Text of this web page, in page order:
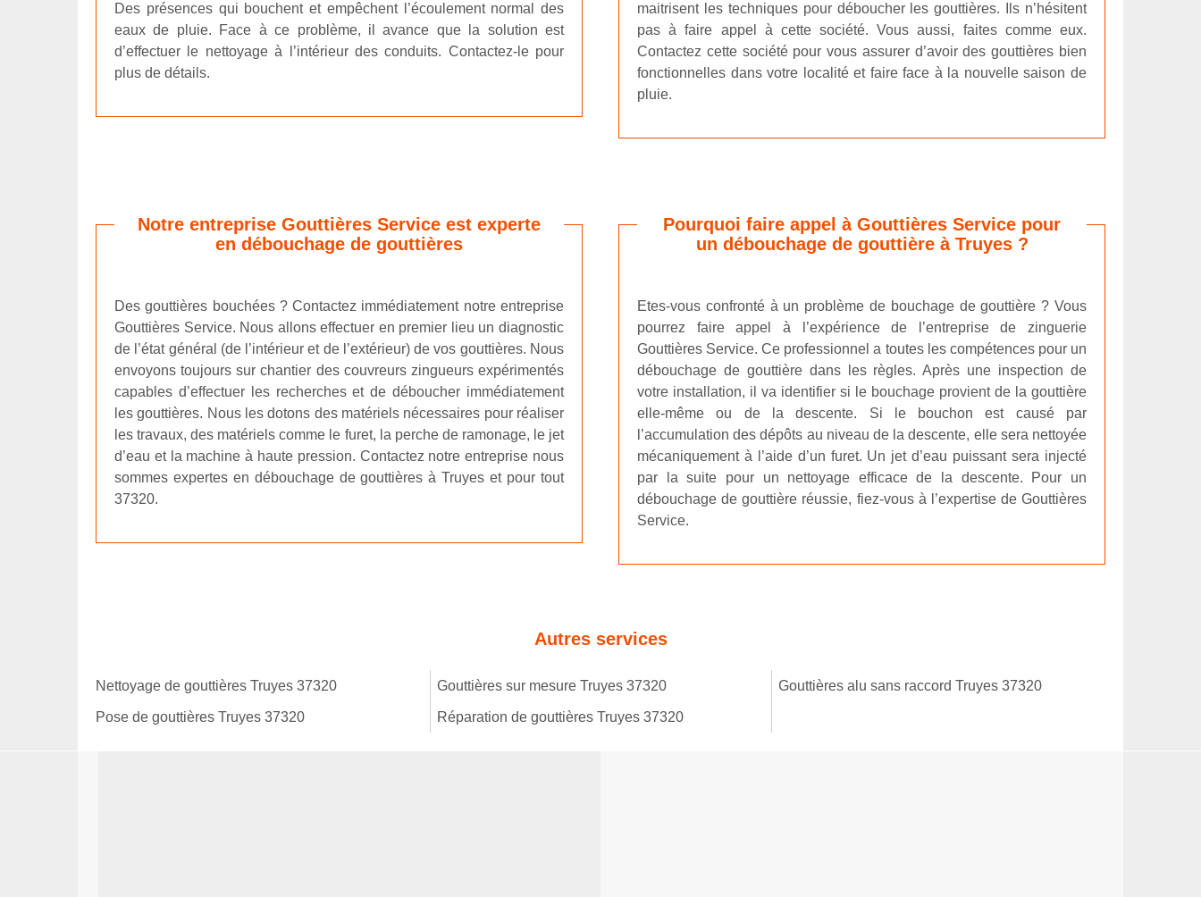
Des présences qui bouchent et empêchent l’écoulement normal des
eaux de pluie. Face à ce problème, il avance que la solution est
d’effectuer le nettoyage à l’intérieur des conduits. Contactez-le pour
plus de détails.
maitrisent les techniques pour déboucher les gouttières. Ils n’hésitent
pas à faire appel à cette société. Vous aussi, faites comme eux.
Contactez cette société pour vous assurer d’avoir des gouttières bien
fonctionnelles dans votre localité et faire face à la nouvelle saison de
pluie.
Notre entreprise Gouttières Service est experte
en débouchage de gouttières
Des gouttières bouchées ? Contactez immédiatement notre entreprise
Gouttières Service. Nous allons effectuer en premier lieu un diagnostic
de l’état général (de l’intérieur et de l’extérieur) de vos gouttières. Nous
envoyons toujours sur chantier des couvreurs zingueurs expérimentés
capables d’effectuer les recherches et de déboucher immédiatement
les gouttières. Nous les dotons des matériels nécessaires pour réaliser
les travaux, des matériels comme le furet, la perche de ramonage, le jet
d’eau et la machine à haute pression. Contactez notre entreprise nous
sommes expertes en débouchage de gouttières à Truyes et pour tout
37320.
Pourquoi faire appel à Gouttières Service pour
un débouchage de gouttière à Truyes ?
Etes-vous confronté à un problème de bouchage de gouttière ? Vous
pourrez faire appel à l’expérience de l’entreprise de zinguerie
Gouttières Service. Ce professionnel a toutes les compétences pour un
débouchage de gouttière dans les règles. Après une inspection de
votre installation, il va identifier si le bouchage provient de la gouttière
elle-même ou de la descente. Si le bouchon est causé par
l’accumulation des dépôts au niveau de la descente, elle sera nettoyée
mécaniquement à l’aide d’un furet. Un jet d’eau puissant sera injecté
par la suite pour un nettoyage efficace de la descente. Pour un
débouchage de gouttière réussie, fiez-vous à l’expertise de Gouttières
Service.
Autres services
Nettoyage de gouttières Truyes 37320
Pose de gouttières Truyes 37320
Gouttières sur mesure Truyes 37320
Réparation de gouttières Truyes 37320
Gouttières alu sans raccord Truyes 37320